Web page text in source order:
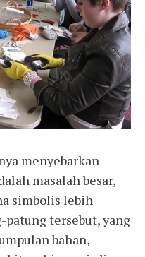
menyebarkan
masalah besar,
simbolis lebih
patung tersebut, yang
bahan,